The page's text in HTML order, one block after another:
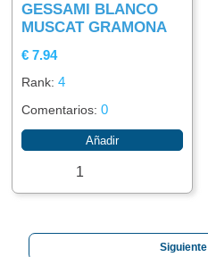
GESSAMI BLANCO
MUSCAT GRAMONA
€ 7.94
Rank:4
Comentarios:0
Añadir
Siguiente